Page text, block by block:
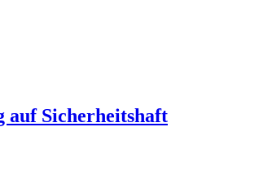
auf Sicherheitshaft